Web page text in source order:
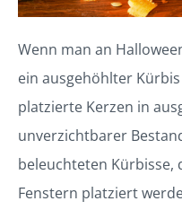
Wenn man an
ein ausgehöhlter
platzierte Kerzen in
unverzichtbarer
beleuchteten Kürbisse,
Fenstern platziert